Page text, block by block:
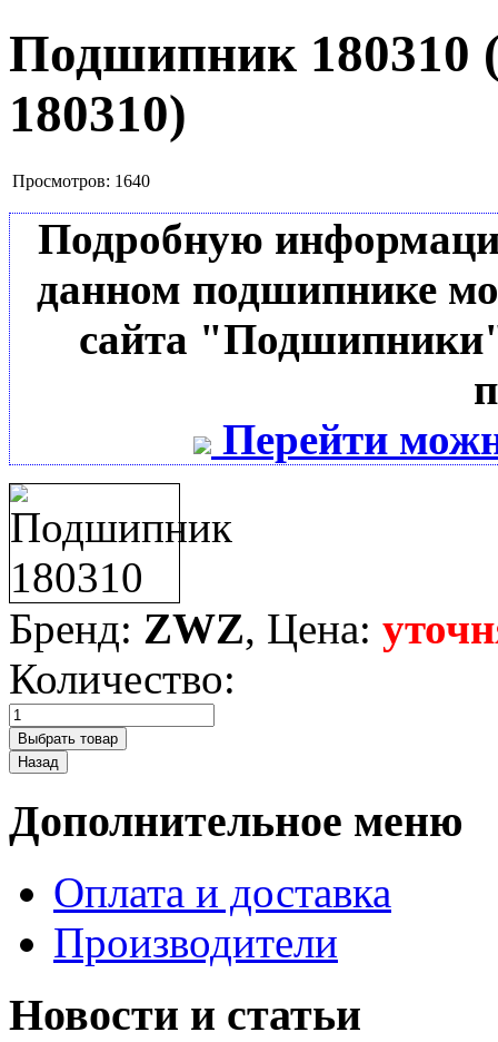
Подшипник 180310
180310)
Просмотров: 1640
Подробную
данном подшипнике
сайта
Перейти
Бренд: ZWZ, Цена:
Количество:
Дополнительное меню
Оплата и доставка
Производители
Новости и статьи